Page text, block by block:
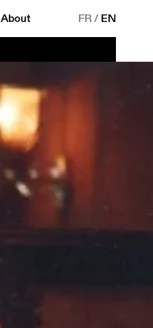
About FR/ EN